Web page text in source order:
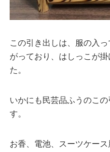
この引き出しは、服の入
がっており、はしっこが
た。
いかにも民芸品ふうのこ
す。
お香、電池、スーツケー